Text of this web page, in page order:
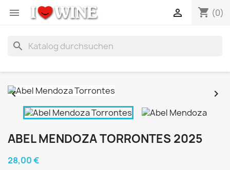
 shopping_cart (0)

search
 
ABEL MENDOZA TORRONTES 2025
28,00 €